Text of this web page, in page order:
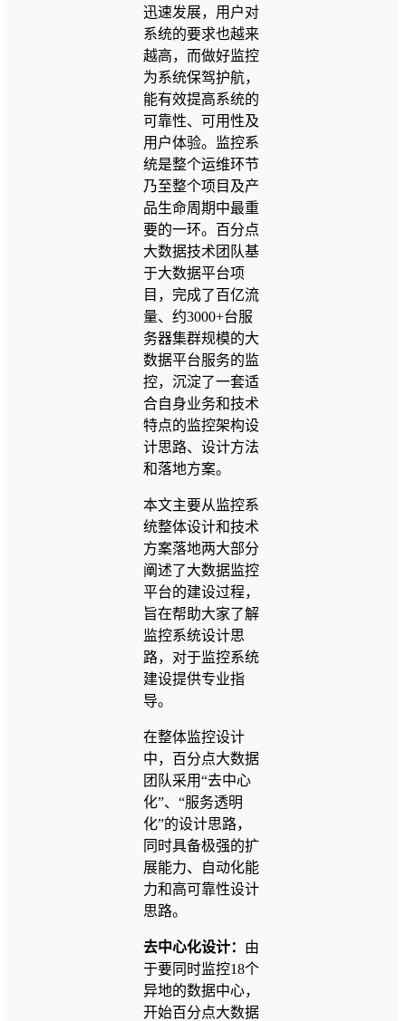
迅速发展，用户对
系统的要求也越来
越高，而做好监控
为系统保驾护航，
能有效提高系统的
可靠性、可用性及
用户体验。监控系
统是整个运维环节
乃至整个项目及产
品生命周期中最重
要的一环。百分点
大数据技术团队基
于大数据平台项
目，完成了百亿流
量、约3000+台服
务器集群规模的大
数据平台服务的监
控，沉淀了一套适
合自身业务和技术
特点的监控架构设
计思路、设计方法
和落地方案。
本文主要从监控系
统整体设计和技术
方案落地两大部分
阐述了大数据监控
平台的建设过程，
旨在帮助大家了解
监控系统设计思
路，对于监控系统
建设提供专业指
导。
在整体监控设计
中，百分点大数据
团队采用“去中心
化”、“服务透明
化”的设计思路，
同时具备极强的扩
展能力、自动化能
力和高可靠性设计
思路。
去中心化设计： 由
于要同时监控18个
异地的数据中心，
开始百分点大数据